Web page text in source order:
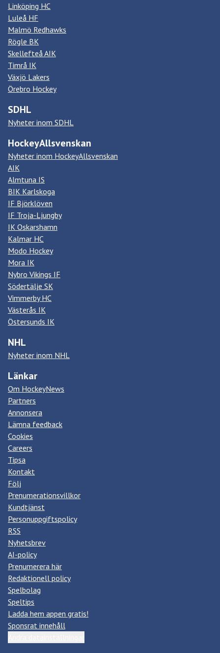
Linköping HC
Luleå HF
Malmö Redhawks
Rögle BK
Skellefteå AIK
Timrå IK
Växjö Lakers
Örebro Hockey
SDHL
Nyheter inom SDHL
HockeyAllsvenskan
Nyheter inom HockeyAllsvenskan
AIK
Almtuna IS
BIK Karlskoga
IF Björklöven
IF Troja-Ljungby
IK Oskarshamn
Kalmar HC
Modo Hockey
Mora IK
Nybro Vikings IF
Södertälje SK
Vimmerby HC
Västerås IK
Östersunds IK
NHL
Nyheter inom NHL
Länkar
Om HockeyNews
Partners
Annonsera
Lämna feedback
Cookies
Careers
Tipsa
Kontakt
Följ
Prenumerationsvillkor
Kundtjänst
Personuppgiftspolicy
RSS
Nyhetsbrev
AI-policy
Prenumerera här
Redaktionell policy
Spelbolag
Speltips
Ladda hem appen gratis!
Sponsrat innehåll